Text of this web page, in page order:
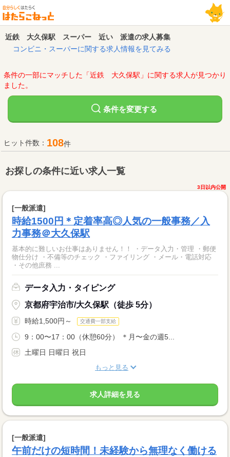
近鉄 大久保駅 スーパー 近い 派遣の求人募集
コンビニ・スーパーに関する求人情報を見てみる
条件の一部にマッチした「近鉄 大久保駅」に関する求人が見つかり
ました。
条件を変更する
ヒット件数： 108件
お探しの条件に近い求人一覧
3日以内公開
[一般派遣]
時給1500円＊定着率高◎人気の一般事務／入
力事務＠大久保駅
基本的に難しいお仕事はありません！！ ・データ入力・管理 ・郵便
物仕分け ・不備等のチェック ・ファイリング ・メール・電話対応
・その他庶務 ...
データ入力・タイピング
京都府宇治市/大久保駅（徒歩 5分）
時給1,500円～ 交通費一部支給
9：00〜17：00（休憩60分） ＊月〜金の週5...
土曜日 日曜日 祝日
もっと見る
求人詳細を見る
[一般派遣]
午前だけの短時間！未経験から無理なく働ける